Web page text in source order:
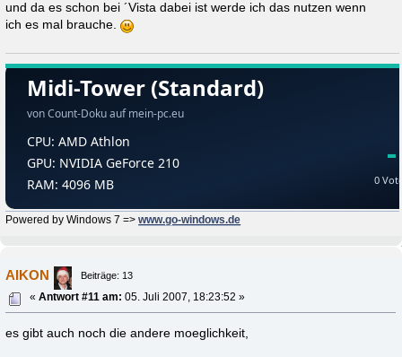
und da es schon bei ´Vista dabei ist werde ich das nutzen wenn
ich es mal brauche.
Powered by Windows 7 =>www.go-windows.de
AIKON
Beiträge: 13
«Antwort #11 am: 05. Juli 2007, 18:23:52 »
es gibt auch noch die andere moeglichkeit,